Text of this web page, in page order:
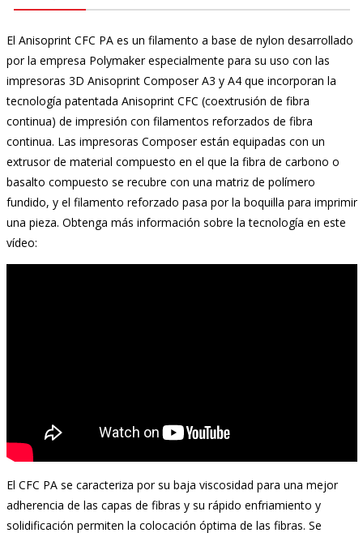
El Anisoprint CFC PA es un filamento a base de nylon desarrollado
por la empresa Polymaker especialmente para su uso con las
impresoras 3D Anisoprint Composer A3 y A4 que incorporan la
tecnología patentada Anisoprint CFC (coextrusión de fibra
continua) de impresión con filamentos reforzados de fibra
continua. Las impresoras Composer están equipadas con un
extrusor de material compuesto en el que la fibra de carbono o
basalto compuesto se recubre con una matriz de polímero
fundido, y el filamento reforzado pasa por la boquilla para imprimir
una pieza. Obtenga más información sobre la tecnología en este
vídeo:
El CFC PA se caracteriza por su baja viscosidad para una mejor
adherencia de las capas de fibras y su rápido enfriamiento y
solidificación permiten la colocación óptima de las fibras. Se